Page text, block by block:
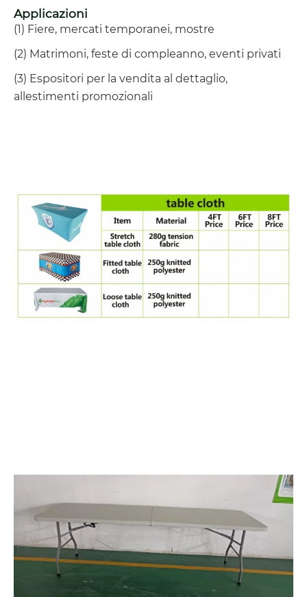
Applicazioni
(1) Fiere, mercati temporanei, mostre
(2) Matrimoni, feste di compleanno, eventi privati
(3) Espositori per la vendita al dettaglio,
allestimenti promozionali